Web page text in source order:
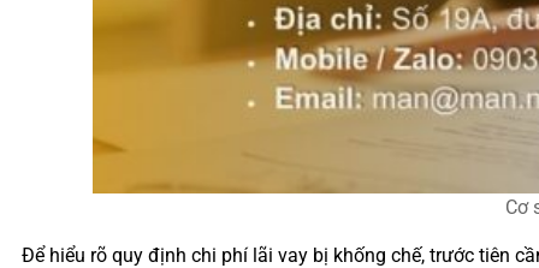
Cơ
Để hiểu rõ quy định chi phí lãi vay bị khống chế, trước tiên